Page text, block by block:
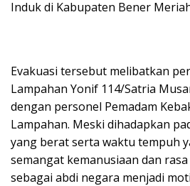
Induk di Kabupaten Bener
Evakuasi tersebut melibatkan
Lampahan Yonif 114/Satria
dengan personel Pemadam
Lampahan. Meski dihadapkan
yang berat serta waktu tempuh
semangat kemanusiaan dan
sebagai abdi negara menjadi